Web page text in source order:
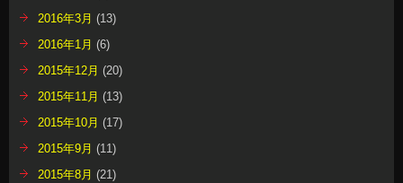
2016年3月 (13)
2016年1月 (6)
2015年12月 (20)
2015年11月 (13)
2015年10月 (17)
2015年9月 (11)
2015年8月 (21)